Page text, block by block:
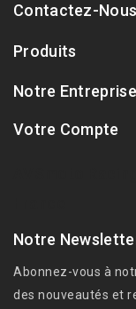
Contactez-Nous
Produits
Notre Entreprise
Votre Compte
Notre
Abonnez-vous à
des nouveautés et